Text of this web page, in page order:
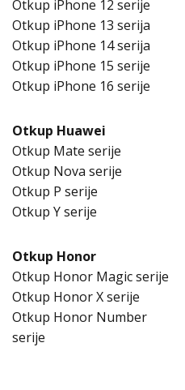
Otkup iPhone 12 serije
Otkup iPhone 13 serija
Otkup iPhone 14 serija
Otkup iPhone 15 serije
Otkup iPhone 16 serije
Otkup Huawei
Otkup Mate serije
Otkup Nova serije
Otkup P serije
Otkup Y serije
Otkup Honor
Otkup Honor Magic serije
Otkup Honor X serije
Otkup Honor Number
serije